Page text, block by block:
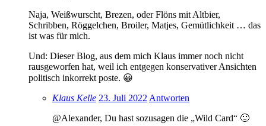
Naja, Weißwurscht, Brezen, oder Flöns mit Altbier,
Schribben, Röggelchen, Broiler, Matjes, Gemütlichkeit … das
ist was für mich.
Und: Dieser Blog, aus dem mich Klaus immer noch nicht
rausgeworfen hat, weil ich entgegen konservativer Ansichten
politisch inkorrekt poste. 😀
Klaus Kelle 23. Juli 2022 Antworten
@Alexander, Du hast sozusagen die „Wild Card“ 🙂